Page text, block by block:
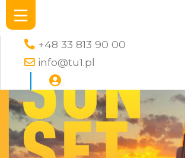
+48 33 813 90 00
info@tu1.pl